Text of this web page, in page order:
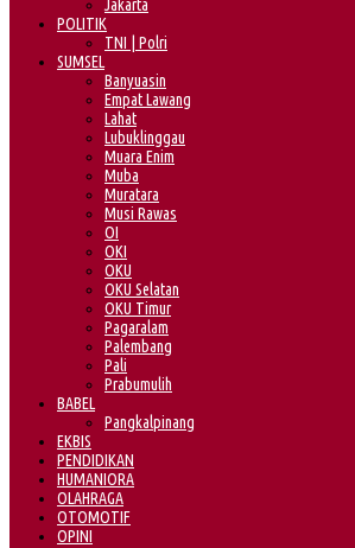
Jakarta
POLITIK
TNI | Polri
SUMSEL
Banyuasin
Empat Lawang
Lahat
Lubuklinggau
Muara Enim
Muba
Muratara
Musi Rawas
OI
OKI
OKU
OKU Selatan
OKU Timur
Pagaralam
Palembang
Pali
Prabumulih
BABEL
Pangkalpinang
EKBIS
PENDIDIKAN
HUMANIORA
OLAHRAGA
OTOMOTIF
OPINI